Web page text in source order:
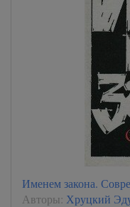
Именем закона.
Авторы: Хруцкий